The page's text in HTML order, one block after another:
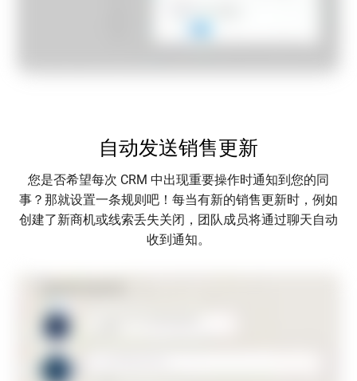
自动发送销售更新
您是否希望每次 CRM 中出现重要操作时通知到您的同
事？那就设置一条规则吧！每当有新的销售更新时，例如
创建了新商机或线索丢失关闭，团队成员将通过聊天自动
收到通知。